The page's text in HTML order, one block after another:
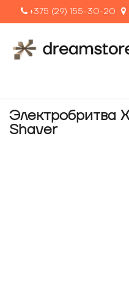
+375 (29) 155-30-20
Электробритва
Shaver